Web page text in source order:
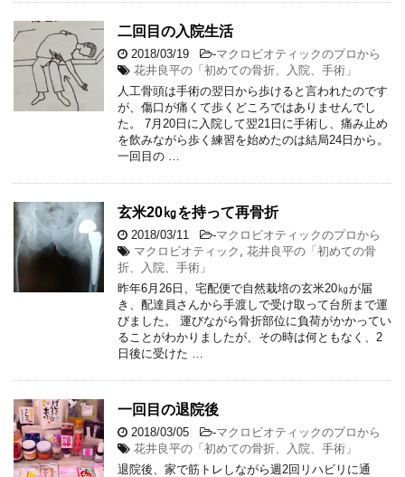
二回目の入院生活
2018/03/19 -マクロビオティックのプロから
花井良平の「初めての骨折、入院、手術」
人工骨頭は手術の翌日から歩けると言われたのです
が、傷口が痛くて歩くどころではありませんでし
た。 7月20日に入院して翌21日に手術し、痛み止め
を飲みながら歩く練習を始めたのは結局24日から。
一回目の …
玄米20㎏を持って再骨折
2018/03/11 -マクロビオティックのプロから
マクロビオティック , 花井良平の「初めての骨
折、入院、手術」
昨年6月26日、宅配便で自然栽培の玄米20㎏が届
き、配達員さんから手渡しで受け取って台所まで運
びました。 運びながら骨折部位に負荷がかかってい
ることがわかりましたが、その時は何ともなく、2
日後に受けた …
一回目の退院後
2018/03/05 -マクロビオティックのプロから
花井良平の「初めての骨折、入院、手術」
退院後、家で筋トレしながら週2回リハビリに通